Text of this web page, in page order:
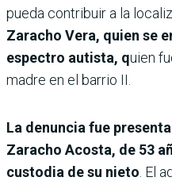
pueda contribuir a la
Zaracho Vera, quien se
espectro autista, quien
madre en el barrio II.
La denuncia fue
Zaracho Acosta, de 53
custodia de su nieto . El